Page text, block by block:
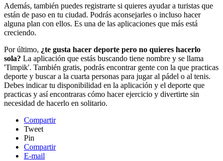
Además, también puedes registrarte si quieres ayudar a turistas que
están de paso en tu ciudad. Podrás aconsejarles o incluso hacer
alguna plan con ellos. Es una de las aplicaciones que más está
creciendo.
Por último, ¿te gusta hacer deporte pero no quieres hacerlo
sola? La aplicación que estás buscando tiene nombre y se llama
'Timpik'. También gratis, podrás encontrar gente con la que practicas
deporte y buscar a la cuarta personas para jugar al pádel o al tenis.
Debes indicar tu disponibilidad en la aplicación y el deporte que
practicas y así encontraras cómo hacer ejercicio y divertirte sin
necesidad de hacerlo en solitario.
Compartir
Tweet
Pin
Compartir
E-mail